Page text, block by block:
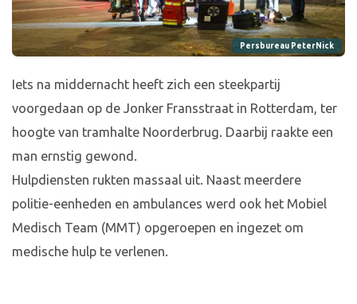
Persbureau PeterNick
Iets na middernacht heeft zich een steekpartij
voorgedaan op de Jonker Fransstraat in Rotterdam, ter
hoogte van tramhalte Noorderbrug. Daarbij raakte een
man ernstig gewond.
Hulpdiensten rukten massaal uit. Naast meerdere
politie-eenheden en ambulances werd ook het Mobiel
Medisch Team (MMT) opgeroepen en ingezet om
medische hulp te verlenen.